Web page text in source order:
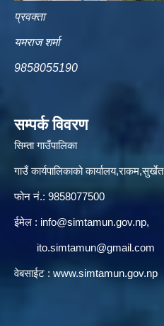
प्रवक्ता
यमराज शर्मा
9858055190
सम्पर्क विवरण
सिम्ता गाउँपालिका
गाउँ कार्यपालिकाको कार्यालय,राकम,सुर्खेत
फोन नं.: 9858077500
ईमेल‌ : info@simtamun.gov.np,
ito.simtamun@gmail.com
वेबसाईट : www.simtamun.gov.np